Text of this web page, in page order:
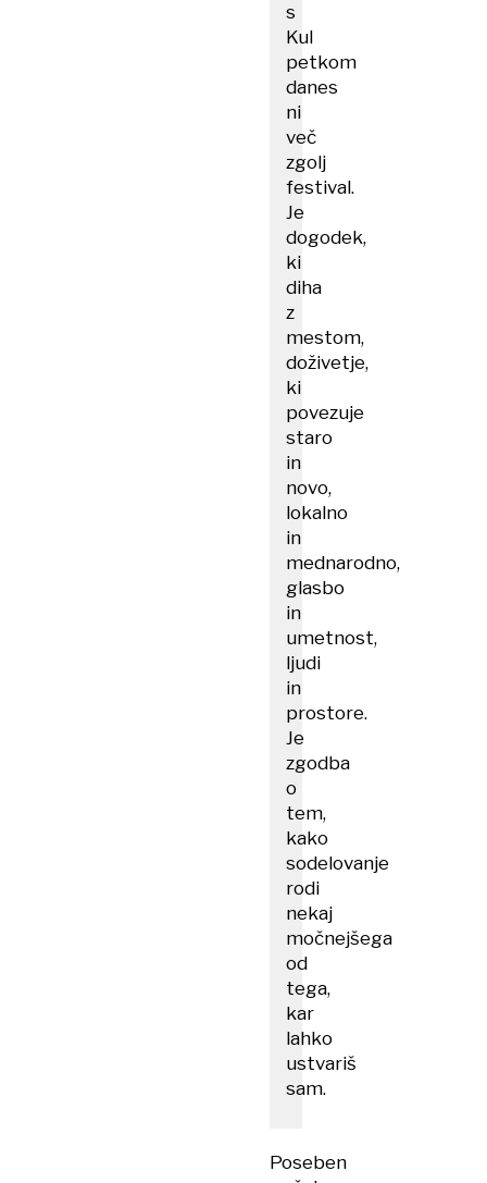
s
Kul
petkom
danes
ni
več
zgolj
festival.
Je
dogodek,
ki
diha
z
mestom,
doživetje,
ki
povezuje
staro
in
novo,
lokalno
in
mednarodno,
glasbo
in
umetnost,
ljudi
in
prostore.
Je
zgodba
o
tem,
kako
sodelovanje
rodi
nekaj
močnejšega
od
tega,
kar
lahko
ustvariš
sam.
Poseben